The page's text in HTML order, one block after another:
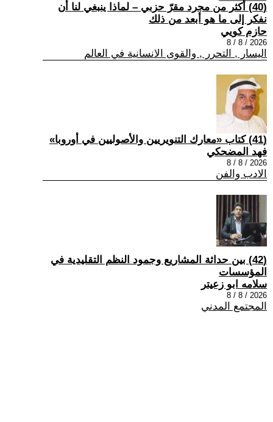
(40) أكثر من مجرد مقرّ حزبي – لماذا ينبغي لنا أن
نفكر إلى ما هو أبعد من ذلك
حازم كويي
2026 / 8 / 8
اليسار , التحرر , والقوى الانسانية في العالم
(41) كتاب «معارك التنويريين والأصوليين في أوروبا»
فهد المضحكي
2026 / 8 / 8
الادب والفن
(42) بين حداثة المشاريع وجمود النظم التقليدية في
المؤسسات
سلامه ابو زعيتر
2026 / 8 / 8
المجتمع المدني